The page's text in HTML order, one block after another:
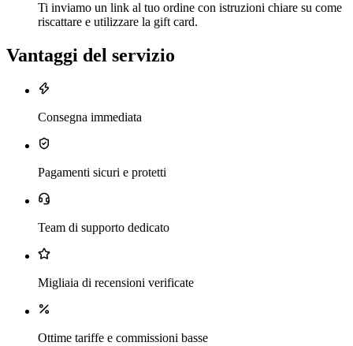
Ti inviamo un link al tuo ordine con istruzioni chiare su come
riscattare e utilizzare la gift card.
Vantaggi del servizio
Consegna immediata
Pagamenti sicuri e protetti
Team di supporto dedicato
Migliaia di recensioni verificate
Ottime tariffe e commissioni basse